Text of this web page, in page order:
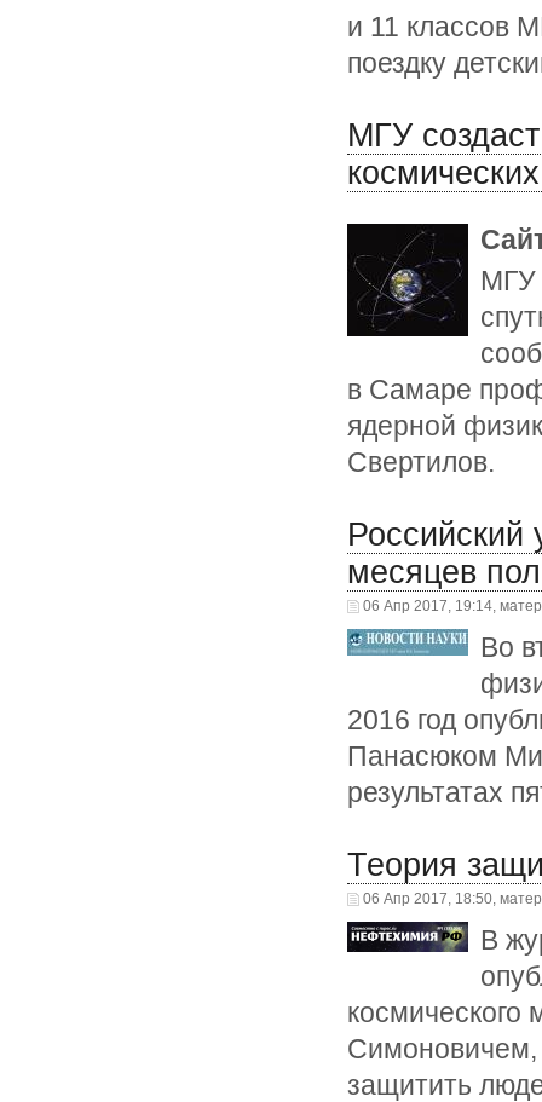
и 11 классов
поездку
МГУ
МГУ
в Самаре
ядерной
Свертилов.
Российский
месяцев
06 Апр 2017, 19:14,
Во
2016 год
Панасюком
результатах
Теория
06 Апр 2017, 18:50,
В
Симоновичем,
защитить